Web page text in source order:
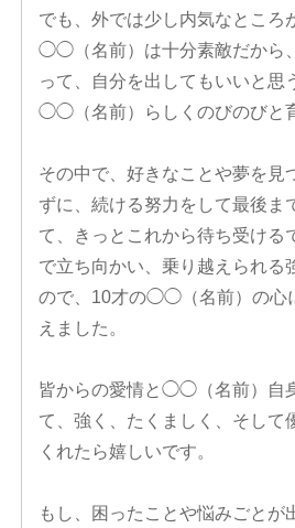
でも、外では少し内気なところ
◯◯（名前）は十分素敵だから
って、自分を出してもいいと思
◯◯（名前）らしくのびのびと
その中で、好きなことや夢を見
ずに、続ける努力をして最後ま
て、きっとこれから待ち受ける
で立ち向かい、乗り越えられる
ので、10才の◯◯（名前）の心
えました。
皆からの愛情と◯◯（名前）自
て、強く、たくましく、そして
くれたら嬉しいです。
もし、困ったことや悩みごとが